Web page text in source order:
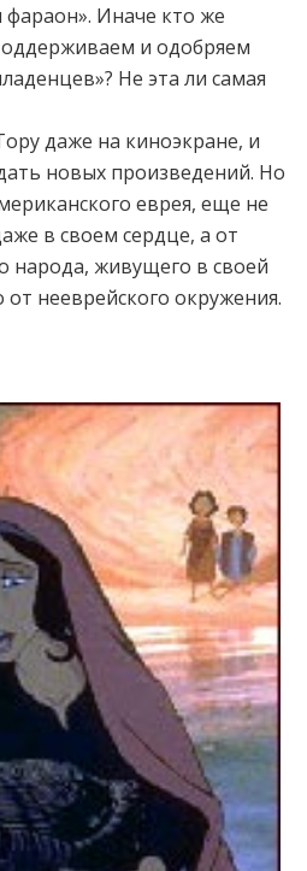
фараон». Иначе кто же
и одобряем
Не эта ли самая
даже на киноэкране, и
новых произведений. Но
еврея, еще не
в своем сердце, а от
народа, живущего в своей
от нееврейского окружения.